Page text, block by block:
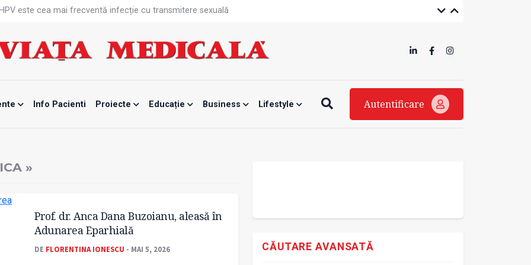
este cea mai frecventă infecție cu transmitere sexuală
blocată temporar
de la specialiști
mamei și copilului
Info Pacienti Proiecte Educație Business Lifestyle Autentificare
»
Prof. dr. Anca Dana Buzoianu, aleasă în
Adunarea Eparhială
DE FLORENTINA IONESCU - MAI 5, 2026 CĂUTARE AVANSATĂ